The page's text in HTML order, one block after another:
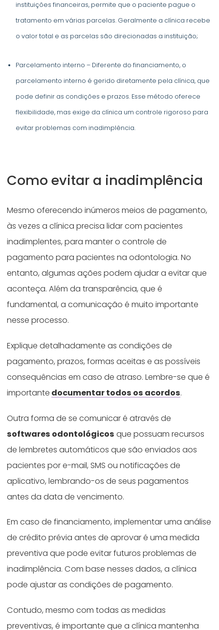
instituições financeiras, permite que o paciente pague o
tratamento em várias parcelas. Geralmente a clínica recebe
o valor total e as parcelas são direcionadas a instituição;
Parcelamento interno – Diferente do financiamento, o
parcelamento interno é gerido diretamente pela clínica, que
pode definir as condições e prazos. Esse método oferece
flexibilidade, mas exige da clínica um controle rigoroso para
evitar problemas com inadimplência.
Como evitar a inadimplência
Mesmo oferecendo inúmeros meios de pagamento,
às vezes a clínica precisa lidar com pacientes
inadimplentes, para manter o controle de
pagamento para pacientes na odontologia. No
entanto, algumas ações podem ajudar a evitar que
aconteça. Além da transparência, que é
fundamental, a comunicação é muito importante
nesse processo.
Explique detalhadamente as condições de
pagamento, prazos, formas aceitas e as possíveis
consequências em caso de atraso. Lembre-se que é
importante documentar todos os acordos.
Outra forma de se comunicar é através de
softwares odontológicos que possuam recursos
de lembretes automáticos que são enviados aos
pacientes por e-mail, SMS ou notificações de
aplicativo, lembrando-os de seus pagamentos
antes da data de vencimento.
Em caso de financiamento, implementar uma análise
de crédito prévia antes de aprovar é uma medida
preventiva que pode evitar futuros problemas de
inadimplência. Com base nesses dados, a clínica
pode ajustar as condições de pagamento.
Contudo, mesmo com todas as medidas
preventivas, é importante que a clínica mantenha